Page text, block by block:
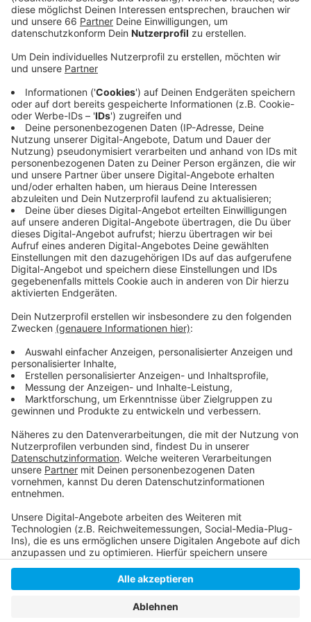
Veröffentlicht:Montag, 31.10.2022 16:37
Ob volle Geschäfte auch volle Kassen bedeuten,
müsse sich "aber erst noch zeigen", so eine Handel-
Sprecherin auf Antenne Düsseldorf-Anfrage. Klar ist,
dass viele Menschen noch Besorgungen für Halloween
machen würden. Auch die Lebensmittelvorräte würden
an diesem Brückentag wieder aufgefüllt, so eine erste
Bilanz der Händlerinnen und Händler hier in Düsseldorf.
Anzeige
Weitere Infos und Links zum Thema
Anzeige
Halloween Tipps für Kurzentschlossene:
Anzeige